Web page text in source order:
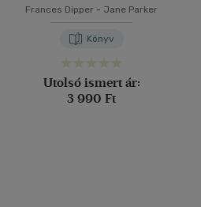
Frances Dipper - Jane Parker
Könyv
Utolsó ismert ár:
3 990 Ft